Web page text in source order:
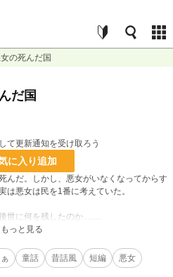
の死んだ国
だ国
て更新通知を受け取ろう
に入り追加
んだ。しかし、悪女がいなくなってからす
は悪女は民を1番に考えていた。
世に何を残したのか.........
た
童話 昔話風 短編 悪女